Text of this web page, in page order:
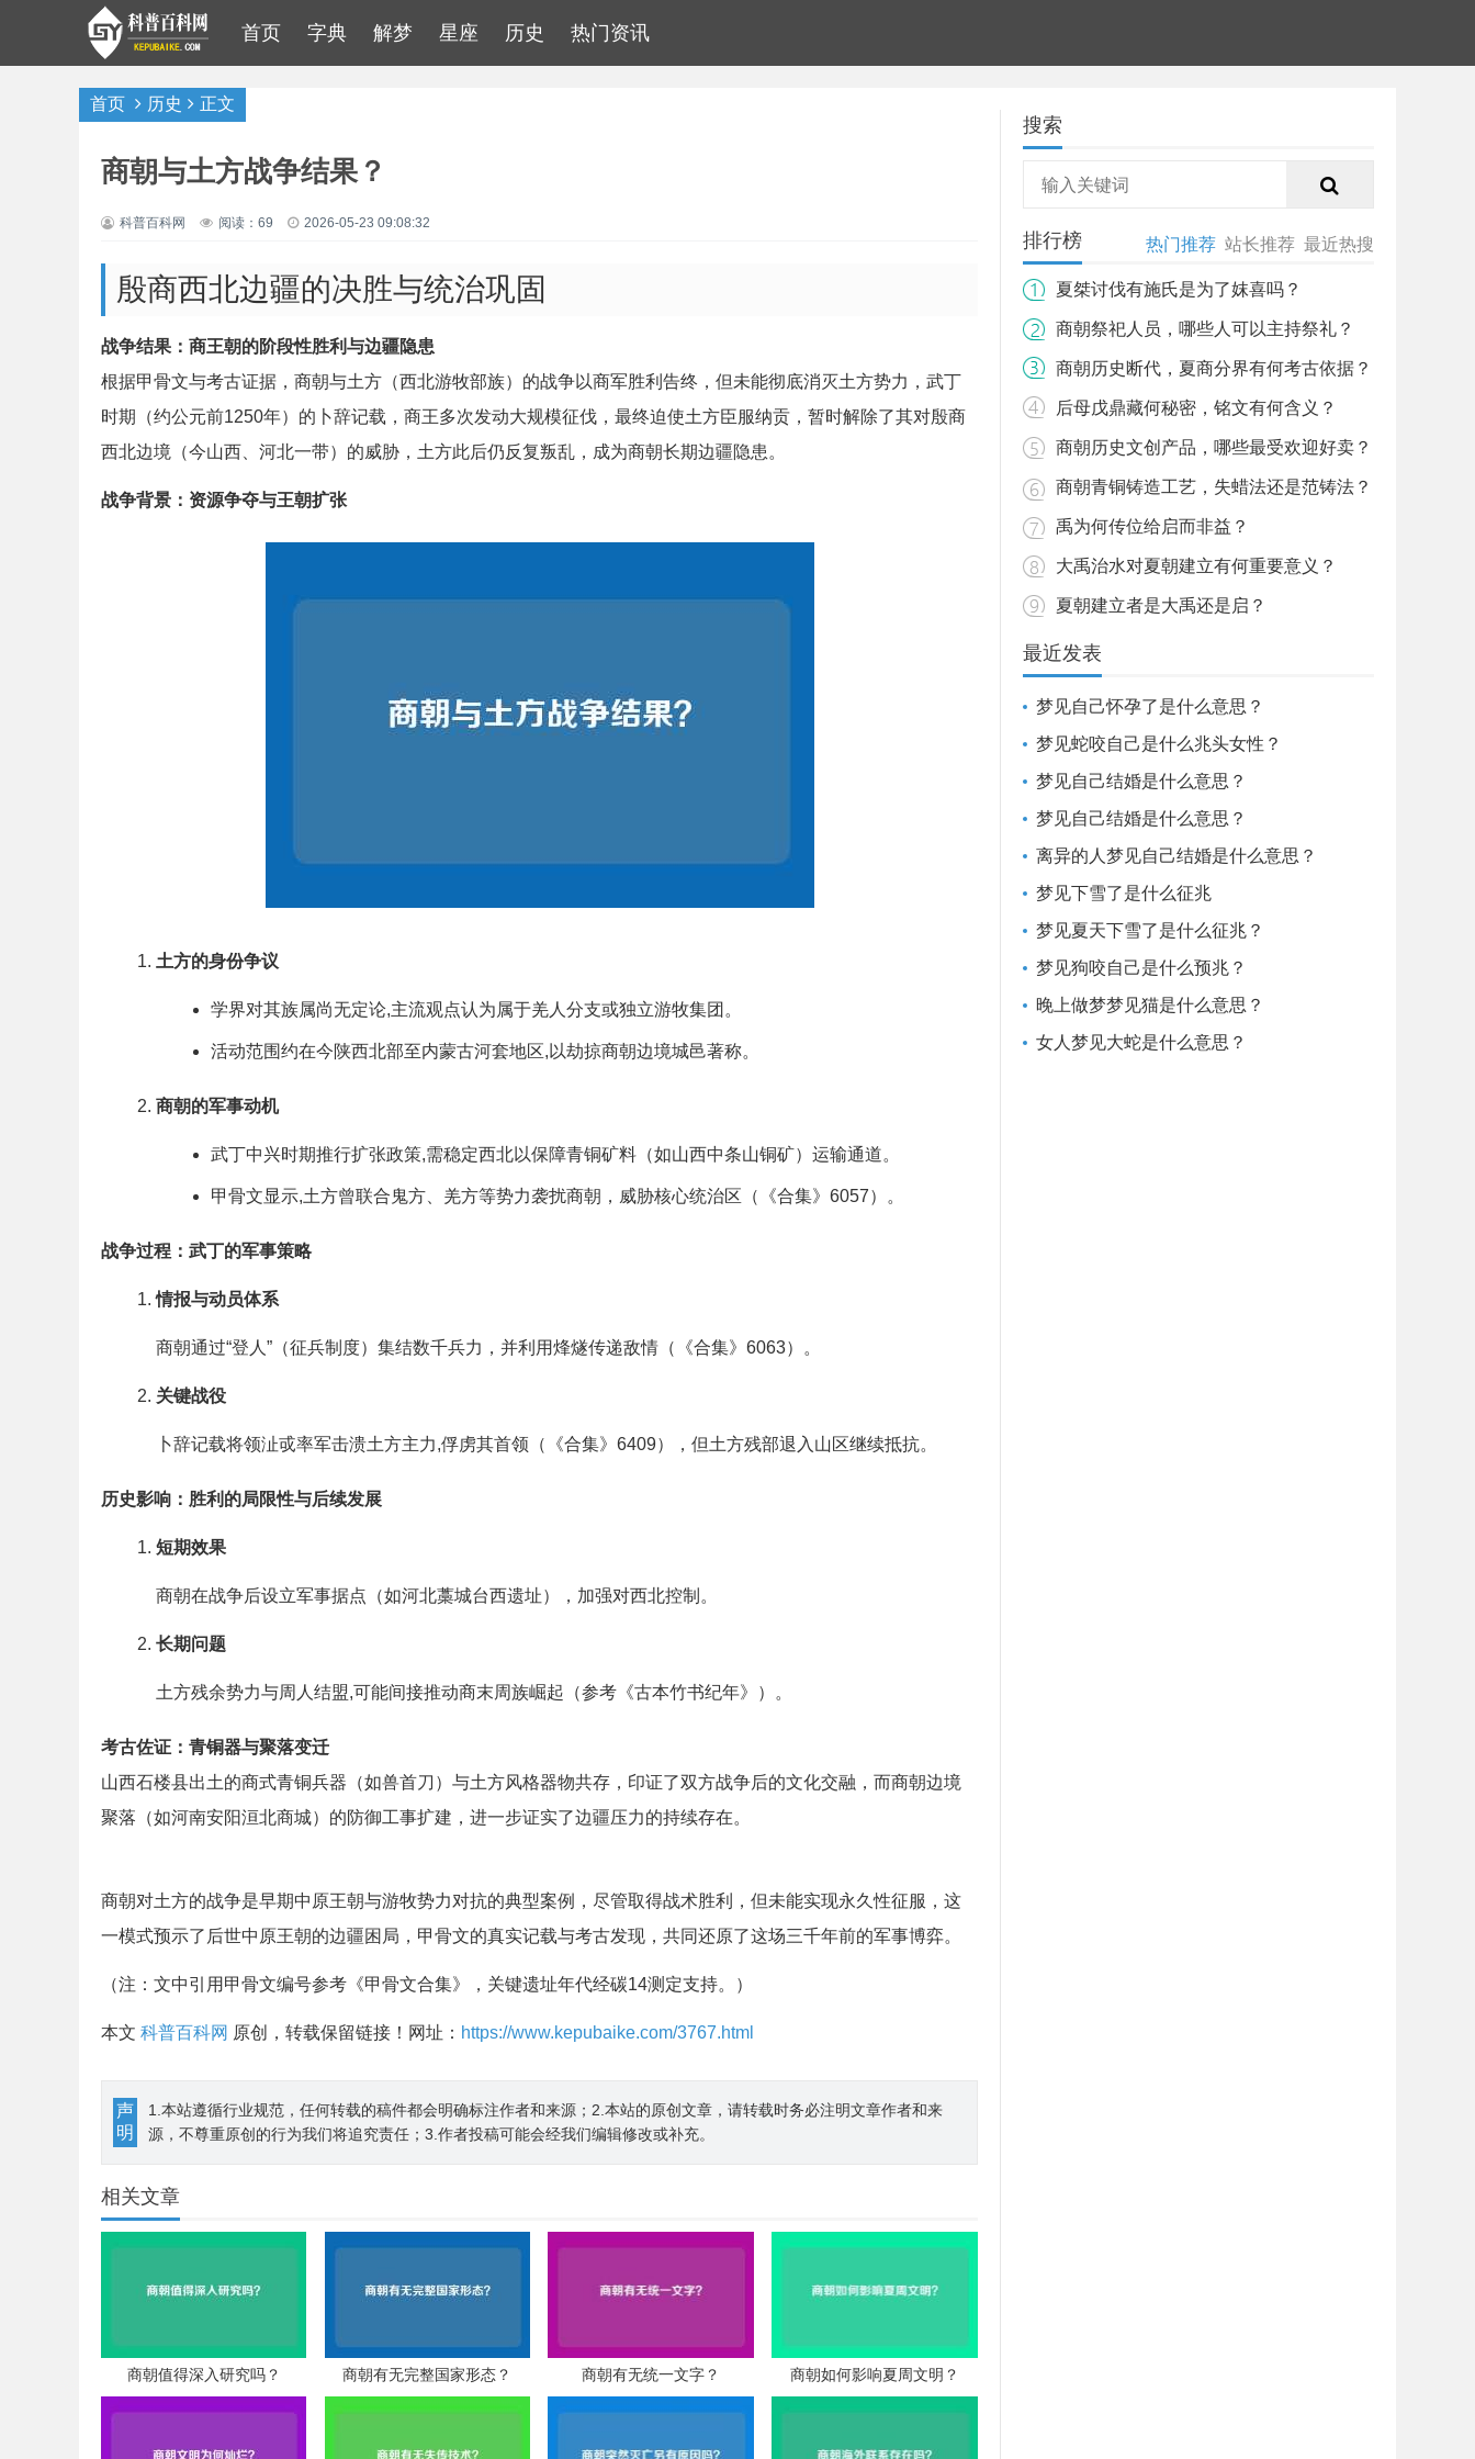
首页 字典 解梦 星座 历史 热门资讯
首页 历史 正文
商朝与土方战争结果？
科普百科网 阅读：69 2026-05-23 09:08:32
殷商西北边疆的决胜与统治巩固
战争结果：商王朝的阶段性胜利与边疆隐患
根据甲骨文与考古证据，商朝与土方（西北游牧部族）的战争以商军胜利告终，但未能彻底消灭土方势力，武丁
时期（约公元前1250年）的卜辞记载，商王多次发动大规模征伐，最终迫使土方臣服纳贡，暂时解除了其对殷商
西北边境（今山西、河北一带）的威胁，土方此后仍反复叛乱，成为商朝长期边疆隐患。
战争背景：资源争夺与王朝扩张
土方的身份争议
学界对其族属尚无定论,主流观点认为属于羌人分支或独立游牧集团。
活动范围约在今陕西北部至内蒙古河套地区,以劫掠商朝边境城邑著称。
商朝的军事动机
武丁中兴时期推行扩张政策,需稳定西北以保障青铜矿料（如山西中条山铜矿）运输通道。
甲骨文显示,土方曾联合鬼方、羌方等势力袭扰商朝，威胁核心统治区（《合集》6057）。
战争过程：武丁的军事策略
情报与动员体系
商朝通过“登人”（征兵制度）集结数千兵力，并利用烽燧传递敌情（《合集》6063）。
关键战役
卜辞记载将领沚戓率军击溃土方主力,俘虏其首领（《合集》6409），但土方残部退入山区继续抵抗。
历史影响：胜利的局限性与后续发展
短期效果
商朝在战争后设立军事据点（如河北藁城台西遗址），加强对西北控制。
长期问题
土方残余势力与周人结盟,可能间接推动商末周族崛起（参考《古本竹书纪年》）。
考古佐证：青铜器与聚落变迁
山西石楼县出土的商式青铜兵器（如兽首刀）与土方风格器物共存，印证了双方战争后的文化交融，而商朝边境
聚落（如河南安阳洹北商城）的防御工事扩建，进一步证实了边疆压力的持续存在。
商朝对土方的战争是早期中原王朝与游牧势力对抗的典型案例，尽管取得战术胜利，但未能实现永久性征服，这
一模式预示了后世中原王朝的边疆困局，甲骨文的真实记载与考古发现，共同还原了这场三千年前的军事博弈。
（注：文中引用甲骨文编号参考《甲骨文合集》，关键遗址年代经碳14测定支持。）
本文 科普百科网 原创，转载保留链接！网址： https://www.kepubaike.com/3767.html
声
明
1.本站遵循行业规范，任何转载的稿件都会明确标注作者和来源；2.本站的原创文章，请转载时务必注明文章作者和来
源，不尊重原创的行为我们将追究责任；3.作者投稿可能会经我们编辑修改或补充。
相关文章
商朝值得深入研究吗？ 商朝有无完整国家形态？ 商朝有无统一文字？ 商朝如何影响夏周文明？
搜索
排行榜 热门推荐 站长推荐 最近热搜
夏桀讨伐有施氏是为了妺喜吗？
商朝祭祀人员，哪些人可以主持祭礼？
商朝历史断代，夏商分界有何考古依据？
后母戊鼎藏何秘密，铭文有何含义？
商朝历史文创产品，哪些最受欢迎好卖？
商朝青铜铸造工艺，失蜡法还是范铸法？
禹为何传位给启而非益？
大禹治水对夏朝建立有何重要意义？
夏朝建立者是大禹还是启？
最近发表
梦见自己怀孕了是什么意思？
梦见蛇咬自己是什么兆头女性？
梦见自己结婚是什么意思？
梦见自己结婚是什么意思？
离异的人梦见自己结婚是什么意思？
梦见下雪了是什么征兆
梦见夏天下雪了是什么征兆？
梦见狗咬自己是什么预兆？
晚上做梦梦见猫是什么意思？
女人梦见大蛇是什么意思？